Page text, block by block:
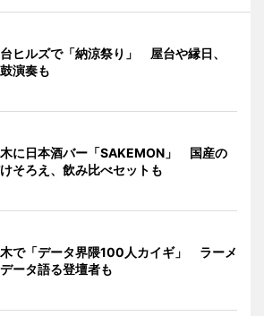
ヒルズで「納涼祭り」 屋台や縁日、
演奏も
に日本酒バー「SAKEMON」 国産の
そろえ、飲み比べセットも
で「データ界隈100人カイギ」 ラーメ
ータ語る登壇者も